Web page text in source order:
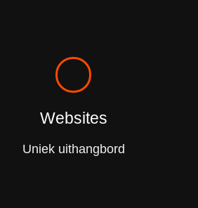
Websites
Uniek uithangbord